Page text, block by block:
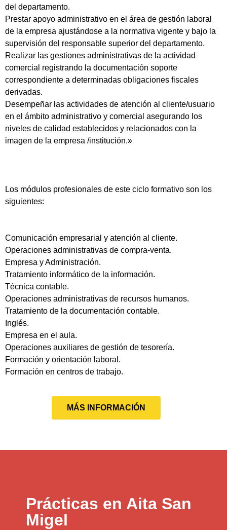
del departamento.
Prestar apoyo administrativo en el área de gestión laboral
de la empresa ajustándose a la normativa vigente y bajo la
supervisión del responsable superior del departamento.
Realizar las gestiones administrativas de la actividad
comercial registrando la documentación soporte
correspondiente a determinadas obligaciones fiscales
derivadas.
Desempeñar las actividades de atención al cliente/usuario
en el ámbito administrativo y comercial asegurando los
niveles de calidad establecidos y relacionados con la
imagen de la empresa /institución.»
Los módulos profesionales de este ciclo formativo son los
siguientes:
Comunicación empresarial y atención al cliente.
Operaciones administrativas de compra-venta.
Empresa y Administración.
Tratamiento informático de la información.
Técnica contable.
Operaciones administrativas de recursos humanos.
Tratamiento de la documentación contable.
Inglés.
Empresa en el aula.
Operaciones auxiliares de gestión de tesorería.
Formación y orientación laboral.
Formación en centros de trabajo.
MÁS INFORMACIÓN
Prácticas en Aita San
Migel